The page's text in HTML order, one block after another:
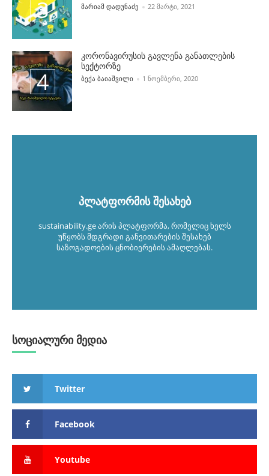
POSTED BY
ᲛᲐᲠᲘᲐᲛ ᲓᲐᲓᲣᲜᲐᲫᲔ 22 ᲛᲐᲠᲢᲘ, 2021
კორონავირუსის გავლენა განათლების
სექტორზე
POSTED BY
ᲑᲔᲥᲐ ᲑᲐᲘᲐᲨᲕᲘᲚᲘ 1 ᲜᲝᲔᲛᲑᲔᲠᲘ, 2020
პლატფორმის შესახებ
sustainability.ge არის პლატფორმა, რომელიც ხელს
უწყობს მდგრადი განვითარების შესახებ
საზოგადოების ცნობიერების ამაღლებას.
სოციალური მედია
Twitter
Facebook
Youtube